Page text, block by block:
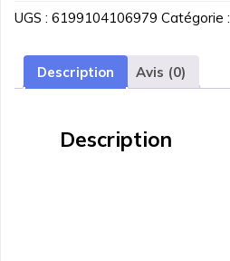
pour
jaune
30ml
UGS : 6199104106979 Catégorie :
Description Avis (0)
Description